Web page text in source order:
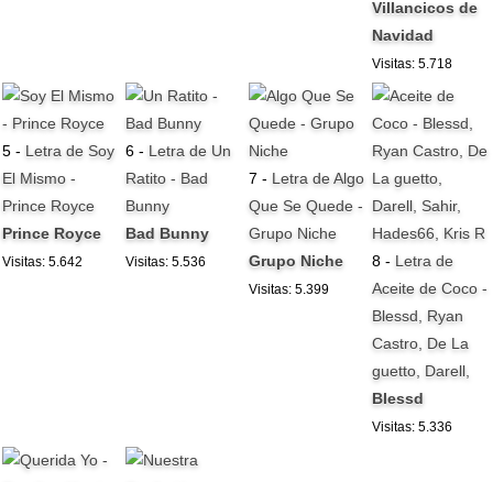
Villancicos de
Navidad
Visitas: 5.718
5 - Letra de Soy
El Mismo -
Prince Royce
Prince Royce
Visitas: 5.642
6 - Letra de Un
Ratito - Bad
Bunny
Bad Bunny
Visitas: 5.536
7 - Letra de Algo
Que Se Quede -
Grupo Niche
Grupo Niche
Visitas: 5.399
8 - Letra de
Aceite de Coco -
Blessd, Ryan
Castro, De La
guetto, Darell,
Blessd
Visitas: 5.336